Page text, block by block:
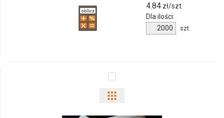
4.84zł/szt.
Dla ilości:
Ilość
produktu
szt.